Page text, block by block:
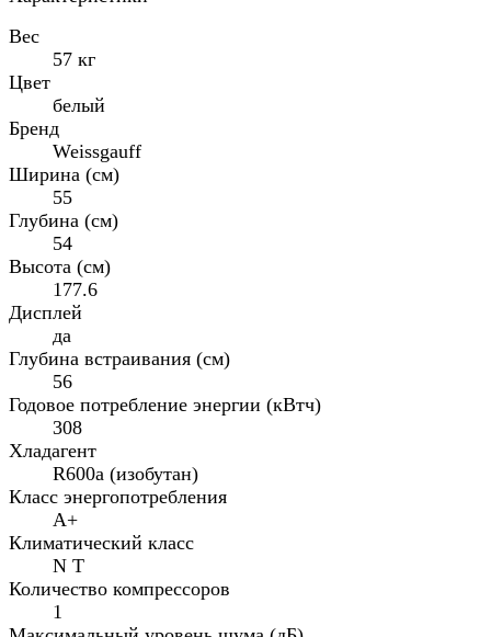
Вес
57 кг
Цвет
белый
Бренд
Weissgauff
Ширина (см)
55
Глубина (см)
54
Высота (см)
177.6
Дисплей
да
Глубина встраивания (см)
56
Годовое потребление энергии (кВтч)
308
Хладагент
R600a (изобутан)
Класс энергопотребления
A+
Климатический класс
N T
Количество компрессоров
1